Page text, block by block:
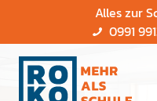
Alles zur
0991